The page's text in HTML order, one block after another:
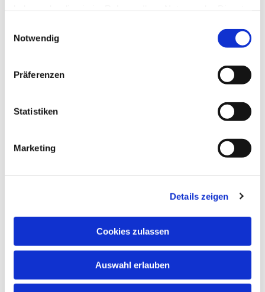
Notwendig
Präferenzen
Statistiken
Marketing
Details zeigen
Cookies zulassen
Auswahl erlauben
Dies könnte Sie auch interessieren